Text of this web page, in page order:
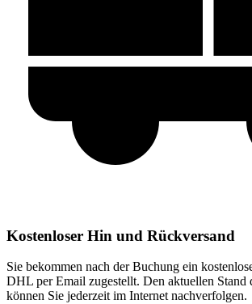
Kostenloser Hin und Rückversand
Sie bekommen nach der Buchung ein
DHL per Email zugestellt. Den aktuellen Stand
können Sie jederzeit im Internet nachverfolgen.